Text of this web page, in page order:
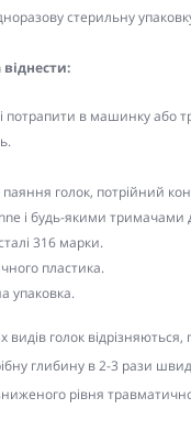
стерильну
потрапити в машинку або
голок, потрійний
і будь-якими тримачами
316 марки.
пластика.
упаковка.
видів голок
глибину в 2-3 рази
рівня